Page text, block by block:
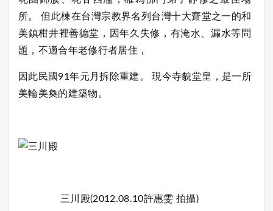
所。 但此棟在台灣宗教界名列台灣十大齋堂之一的和
美鎮柑井裡善德堂，因年久失修，有淹水、漏水等問
題，不適合年老修行者居住，
因此民國91年元月拆除重建。 現今寺貌堂皇，是一所
美輪美奐的建築物。
三川殿(2012.08.10許惠雯 拍攝)